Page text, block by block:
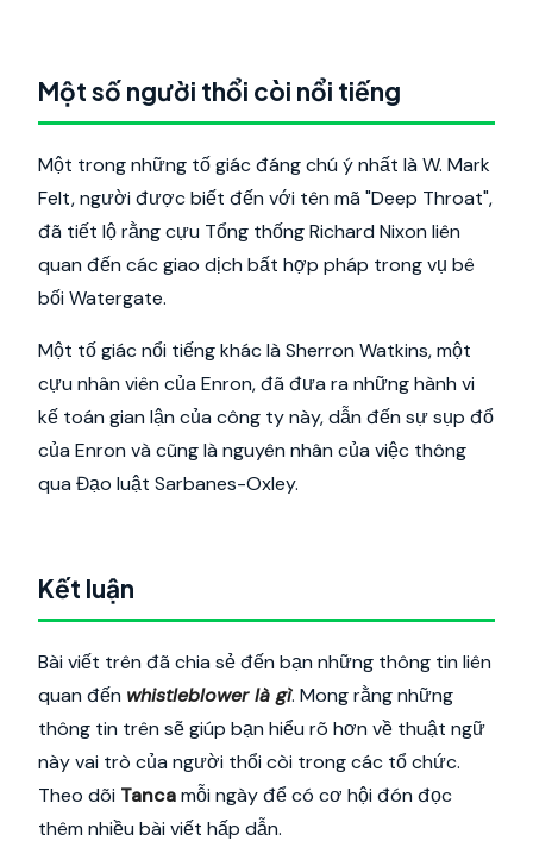
Một số người thổi còi nổi tiếng
Một trong những tố giác đáng chú ý nhất là W. Mark
Felt, người được biết đến với tên mã "Deep Throat",
đã tiết lộ rằng cựu Tổng thống Richard Nixon liên
quan đến các giao dịch bất hợp pháp trong vụ bê
bối Watergate.
Một tố giác nổi tiếng khác là Sherron Watkins, một
cựu nhân viên của Enron, đã đưa ra những hành vi
kế toán gian lận của công ty này, dẫn đến sự sụp đổ
của Enron và cũng là nguyên nhân của việc thông
qua Đạo luật Sarbanes-Oxley.
Kết luận
Bài viết trên đã chia sẻ đến bạn những thông tin liên
quan đến whistleblower là gì. Mong rằng những
thông tin trên sẽ giúp bạn hiểu rõ hơn về thuật ngữ
này vai trò của người thổi còi trong các tổ chức.
Theo dõi Tancamỗi ngày để có cơ hội đón đọc
thêm nhiều bài viết hấp dẫn.